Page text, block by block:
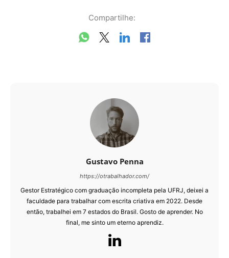
Compartilhe:
Gustavo Penna
https://otrabalhador.com/
Gestor Estratégico com graduação incompleta pela UFRJ, deixei a
faculdade para trabalhar com escrita criativa em 2022. Desde
então, trabalhei em 7 estados do Brasil. Gosto de aprender. No
final, me sinto um eterno aprendiz.